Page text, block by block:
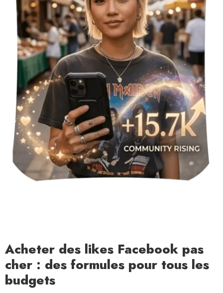
Acheter des likes Facebook pas
cher : des formules pour tous les
budgets